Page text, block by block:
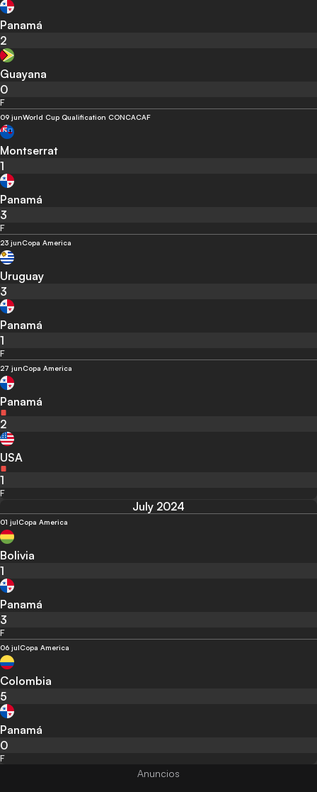
Panamá
2
Guayana
0
F
09 junWorld Cup Qualification CONCACAF
Montserrat
1
Panamá
3
F
23 junCopa America
Uruguay
3
Panamá
1
F
27 junCopa America
Panamá
2
USA
1
F
July 2024
01 julCopa America
Bolivia
1
Panamá
3
F
06 julCopa America
Colombia
5
Panamá
0
F